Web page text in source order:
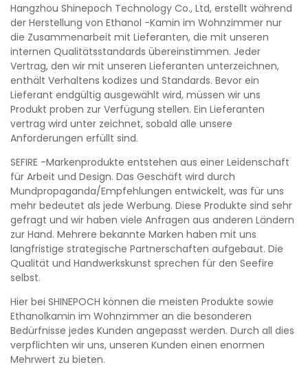
Hangzhou Shinepoch Technology Co., Ltd, erstellt während
der Herstellung von Ethanol -Kamin im Wohnzimmer nur
die Zusammenarbeit mit Lieferanten, die mit unseren
internen Qualitätsstandards übereinstimmen. Jeder
Vertrag, den wir mit unseren Lieferanten unterzeichnen,
enthält Verhaltens kodizes und Standards. Bevor ein
Lieferant endgültig ausgewählt wird, müssen wir uns
Produkt proben zur Verfügung stellen. Ein Lieferanten
vertrag wird unter zeichnet, sobald alle unsere
Anforderungen erfüllt sind.
SEFIRE -Markenprodukte entstehen aus einer Leidenschaft
für Arbeit und Design. Das Geschäft wird durch
Mundpropaganda/Empfehlungen entwickelt, was für uns
mehr bedeutet als jede Werbung. Diese Produkte sind sehr
gefragt und wir haben viele Anfragen aus anderen Ländern
zur Hand. Mehrere bekannte Marken haben mit uns
langfristige strategische Partnerschaften aufgebaut. Die
Qualität und Handwerkskunst sprechen für den Seefire
selbst.
Hier bei SHINEPOCH können die meisten Produkte sowie
Ethanolkamin im Wohnzimmer an die besonderen
Bedürfnisse jedes Kunden angepasst werden. Durch all dies
verpflichten wir uns, unseren Kunden einen enormen
Mehrwert zu bieten.